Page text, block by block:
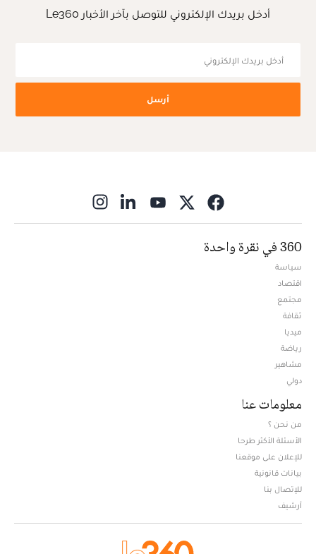
أدخل بريدك الإلكتروني للتوصل بآخر الأخبار Le360
أرسل
360 في نقرة واحدة
سياسة
اقتصاد
مجتمع
ثقافة
ميديا
رياضة
مشاهير
دولي
معلومات عنا
من نحن ؟
الأسئلة الأكثر طرحا
للإعلان على موقعنا
بيانات قانونية
للإتصال بنا
أرشيف